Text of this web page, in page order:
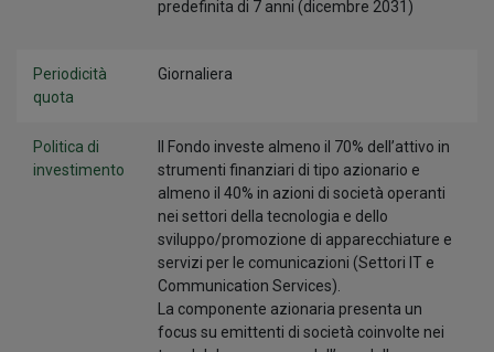
predefinita di 7 anni (dicembre 2031)
Periodicità
quota
Giornaliera
Politica di
investimento
Il Fondo investe almeno il 70% dell’attivo in
strumenti finanziari di tipo azionario e
almeno il 40% in azioni di società operanti
nei settori della tecnologia e dello
sviluppo/promozione di apparecchiature e
servizi per le comunicazioni (Settori IT e
Communication Services).
La componente azionaria presenta un
focus su emittenti di società coinvolte nei